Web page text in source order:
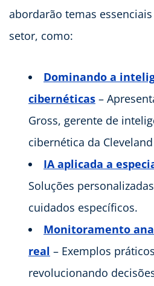
abordarão temas
setor, como:
Dominando a
cibernéticas –
Gross, gerente de
cibernética da
IA aplicada a
Soluções
cuidados específicos.
Monitoramento
real – Exemplos
revolucionando